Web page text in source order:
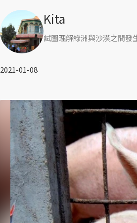
Kita
試圖理解綠洲與沙漠之間發
2021-01-08